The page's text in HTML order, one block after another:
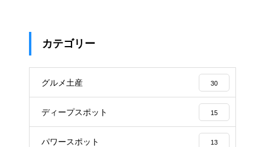
カテゴリー
グルメ土産 30
ディープスポット 15
パワースポット 13